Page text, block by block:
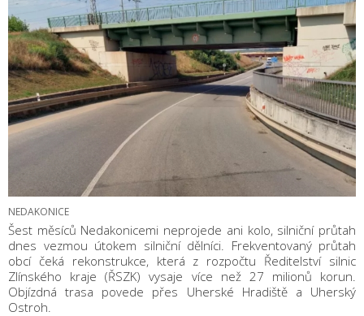
NEDAKONICE
Šest měsíců Nedakonicemi neprojede ani kolo, silniční průtah
dnes vezmou útokem silniční dělníci. Frekventovaný průtah
obcí čeká rekonstrukce, která z rozpočtu Ředitelství silnic
Zlínského kraje (ŘSZK) vysaje více než 27 milionů korun.
Objízdná trasa povede přes Uherské Hradiště a Uherský
Ostroh.